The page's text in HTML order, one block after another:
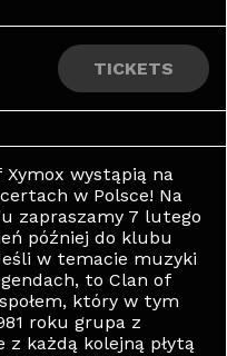
TICKETS
Xymox wystąpią na
w Polsce! Na
zapraszamy 7 lutego
później do klubu
w temacie muzyki
to Clan of
który w tym
roku grupa z
z każdą kolejną płytą